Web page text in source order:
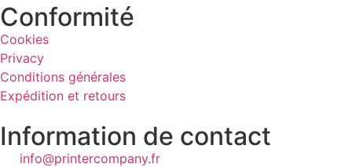
Conformité
Cookies
Privacy
Conditions générales
Expédition et retours
Information de contact
info@printercompany.fr